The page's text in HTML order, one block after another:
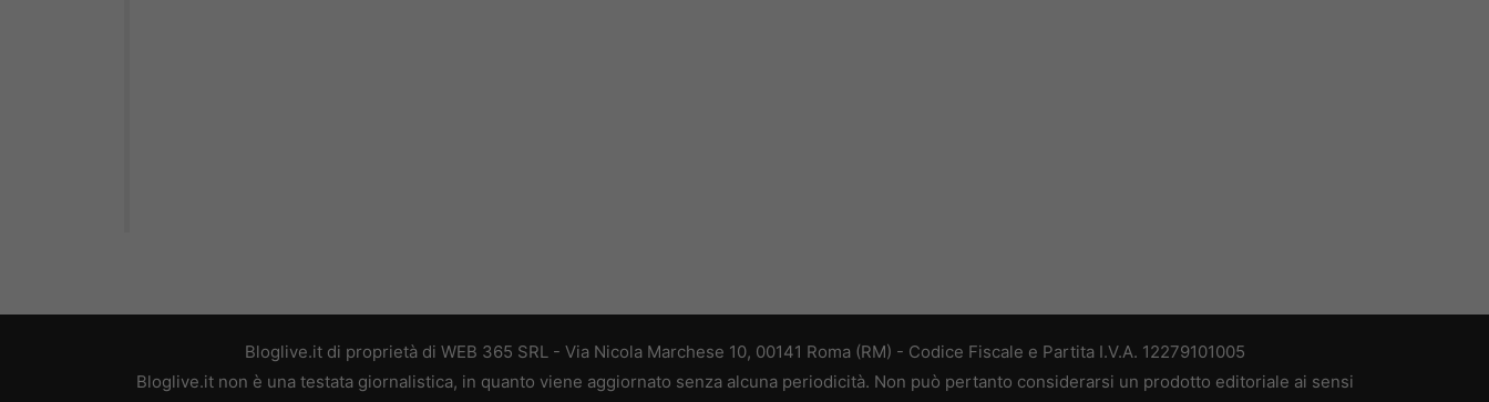
Bloglive.it di proprietà di WEB 365 SRL - Via Nicola Marchese 10, 00141 Roma (RM) - Codice Fiscale e Partita I.V.A. 12279101005
Bloglive.it non è una testata giornalistica, in quanto viene aggiornato senza alcuna periodicità. Non può pertanto considerarsi un prodotto editoriale ai sensi